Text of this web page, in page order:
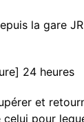
la gare
24 heures
et
pour